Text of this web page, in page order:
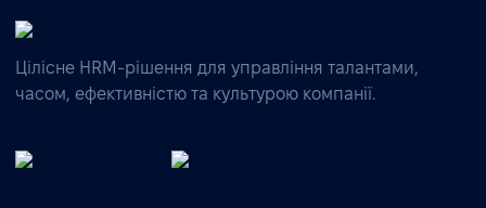
Цілісне HRM-рішення для управління талантами,
часом, ефективністю та культурою компанії.